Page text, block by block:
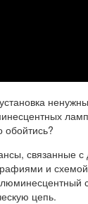
обойтись?
связанные
и
цепь.